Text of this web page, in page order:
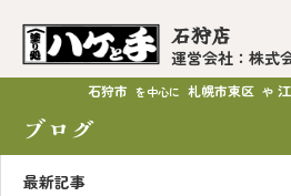
石狩店
運営会社：株式
石狩市 を中心に 札幌市東区 や
ブログ
最新記事